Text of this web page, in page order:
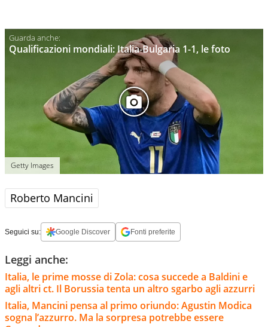
Qualificazioni mondiali: Italia-Bulgaria 1-1, le foto
Getty Images
Roberto Mancini
Seguici su: Google Discover Fonti preferite
Leggi anche:
Italia, le prime mosse di Zola: cosa succede a Baldini e
agli altri ct. Il Borussia tenta un altro sgarbo agli azzurri
Italia, Mancini pensa al primo oriundo: Agustin Modica
sogna l’azzurro. Ma la sorpresa potrebbe essere